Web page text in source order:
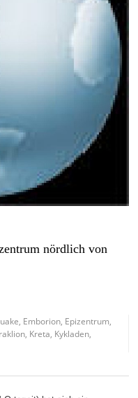
nördlich von
Emborion Epizentrum
Kreta Kykladen